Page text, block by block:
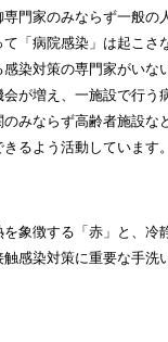
門家のみならず一般
「病院感染」は起こ
染対策の専門家がいな
が増え、一施設で行う
みならず高齢者施設
るよう活動しています。
象徴する「赤」と、冷
感染対策に重要な手洗